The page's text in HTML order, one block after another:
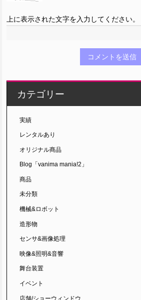
上に表示された文字を入力してください。
カテゴリー
実績
レンタルあり
オリジナル商品
Blog「vanima mania!2」
商品
未分類
機械&ロボット
造形物
センサ&画像処理
映像&照明&音響
舞台装置
イベント
店舗/ショーウィンドウ